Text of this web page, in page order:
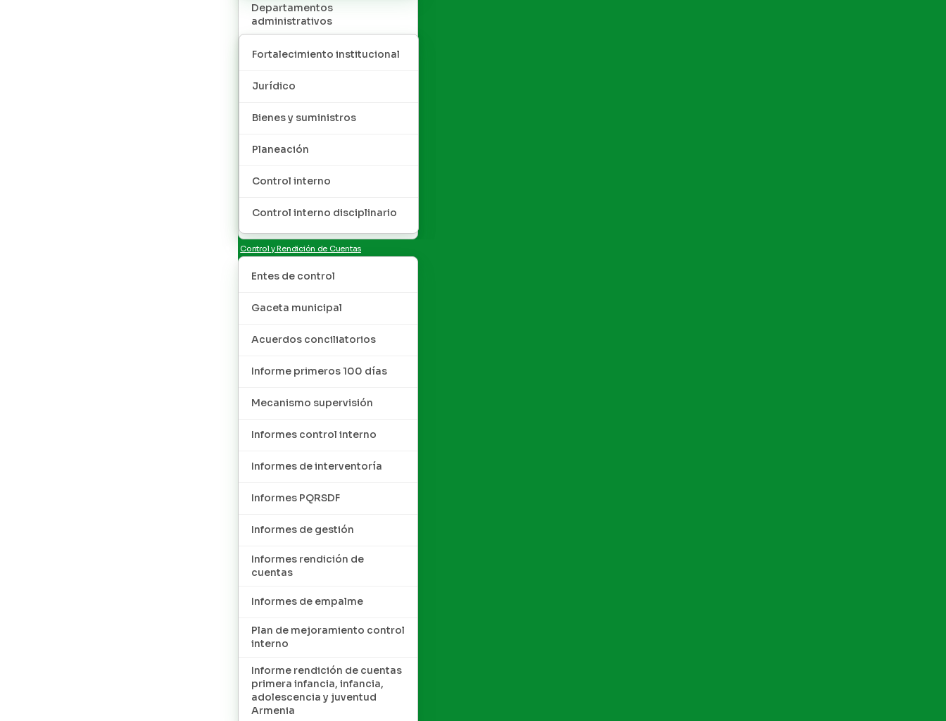
Departamentos
administrativos
Fortalecimiento institucional
Jurídico
Bienes y suministros
Planeación
Control interno
Control interno disciplinario
Control y Rendición de Cuentas
Entes de control
Gaceta municipal
Acuerdos conciliatorios
Informe primeros 100 días
Mecanismo supervisión
Informes control interno
Informes de interventoría
Informes PQRSDF
Informes de gestión
Informes rendición de
cuentas
Informes de empalme
Plan de mejoramiento control
interno
Informe rendición de cuentas
primera infancia, infancia,
adolescencia y juventud
Armenia